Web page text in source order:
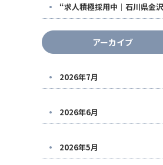
アーカイブ
2026年7月
2026年6月
2026年5月